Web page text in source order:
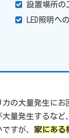
設置場所の
LED照明へ
カの大量発生に
大量発生するな
すが、 家にある